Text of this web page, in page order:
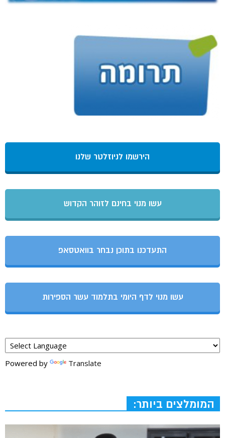
הירשמו לניוזלטר שלנו
עשו מנוי בחינם לזוהר הקדוש
התעדכנו בתוכן נבחר בוואטסאפ
עשו מנוי לדף היומי בתלמוד עשר הספירות
Powered by Translate
המומלצים ביותר: